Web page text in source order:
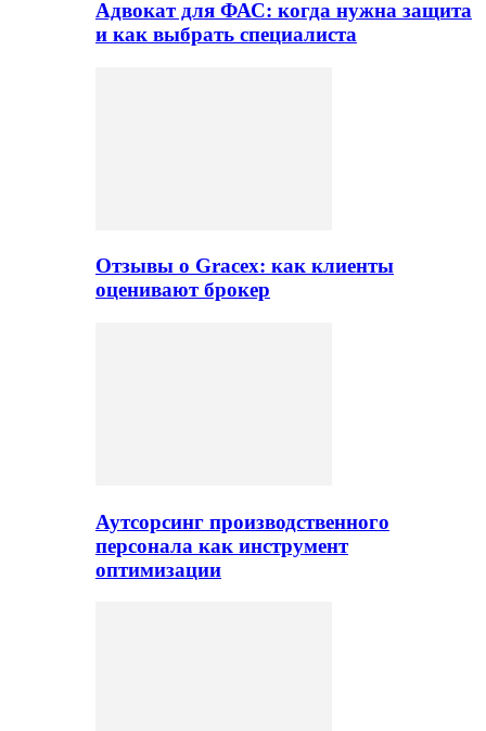
Адвокат для ФАС: когда нужна защита
и как выбрать специалиста
Отзывы о Gracex: как клиенты
оценивают брокер
Аутсорсинг производственного
персонала как инструмент
оптимизации